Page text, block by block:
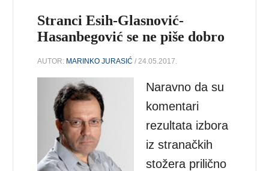
Stranci Esih-Glasnović-
Hasanbegović se ne piše dobro
AUTOR: MARINKO JURASIĆ / 24.05.2017.
Naravno da su
komentari
rezultata izbora
iz stranačkih
stožera prilično